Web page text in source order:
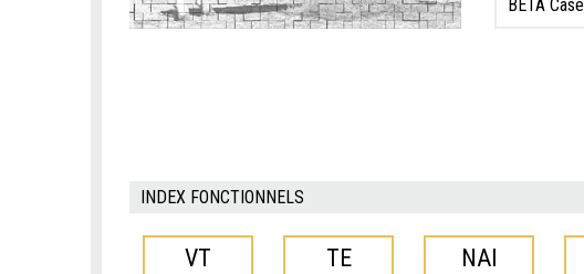
BETA
INDEX FONCTIONNELS
VT
TE
NAI